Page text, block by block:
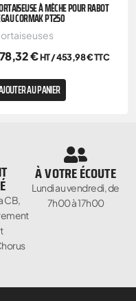
À MÈCHE POUR RABOT
CORMAK PT250
€HT /453,98€TTC
AU PANIER
CB,
À VOTRE ÉCOUTE
Lundi au vendredi, de
7h00 à 17h00